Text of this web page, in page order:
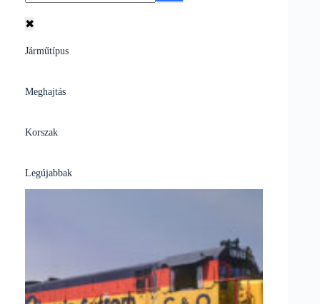
✖
Járműtípus
Meghajtás
Korszak
Legújabbak